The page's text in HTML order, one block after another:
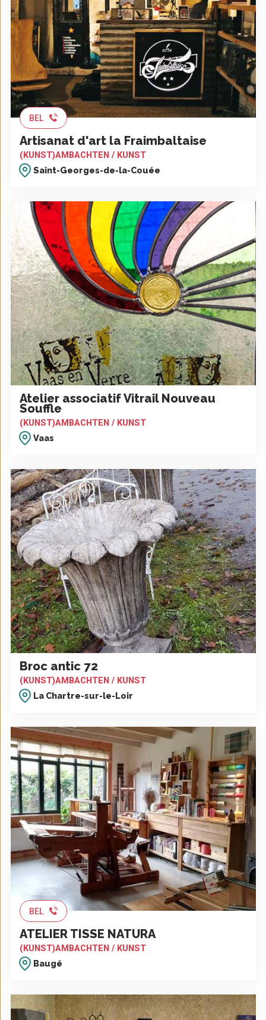
BEL
Artisanat d'art la Fraimbaltaise
(KUNST)AMBACHTEN / KUNST
Saint-Georges-de-la-Couée
Atelier associatif Vitrail Nouveau
Souffle
(KUNST)AMBACHTEN / KUNST
Vaas
Broc antic 72
(KUNST)AMBACHTEN / KUNST
La Chartre-sur-le-Loir
BEL
ATELIER TISSE NATURA
(KUNST)AMBACHTEN / KUNST
Baugé